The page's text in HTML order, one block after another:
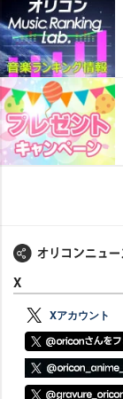
X
Xアカウント